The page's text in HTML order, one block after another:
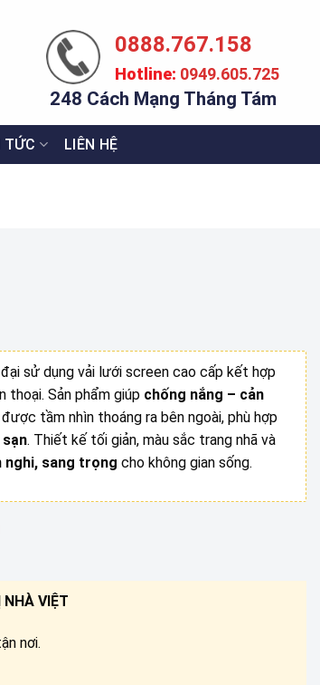
0888.767.158
Hotline: 0949.605.725
248 Cách Mạng Tháng Tám
TỨC LIÊN HỆ
₫.
sử dụng vải lưới screen cao cấp kết hợp
thoại. Sản phẩm giúp chống nắng – cản
tầm nhìn thoáng ra bên ngoài, phù hợp
sạn. Thiết kế tối giản, màu sắc trang nhã và
nghi, sang trọng cho không gian sống.
NHÀ VIỆT
nơi.